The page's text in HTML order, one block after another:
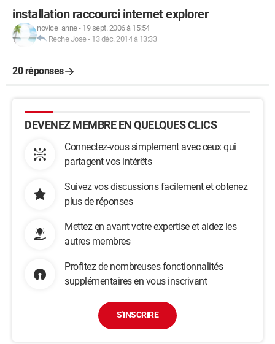
installation raccourci internet explorer
novice_anne- 19 sept. 2006 à 15:54
Reche Jose- 13 déc. 2014 à 13:33
20 réponses
DEVENEZ MEMBRE EN QUELQUES CLICS
Connectez-vous simplement avec ceux qui
partagent vos intérêts
Suivez vos discussions facilement et obtenez
plus de réponses
Mettez en avant votre expertise et aidez les
autres membres
Profitez de nombreuses fonctionnalités
supplémentaires en vous inscrivant
S'INSCRIRE